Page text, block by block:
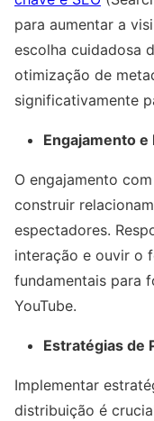
para aumentar a
escolha cuidadosa
otimização de
significativamente
Engajamento
O engajamento
construir
espectadores.
interação e ouvir o
fundamentais para
YouTube.
Estratégias de
Implementar
distribuição é